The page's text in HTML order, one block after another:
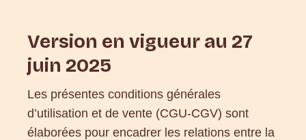
Version en vigueur au 27
juin 2025
Les présentes conditions générales
d’utilisation et de vente (CGU-CGV) sont
élaborées pour encadrer les relations entre la